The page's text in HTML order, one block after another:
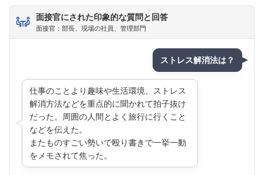
面接官にされた印象的な質問と回答
面接官：部長、現場の社員、管理部門
ストレス解消法は？
仕事のことより趣味や生活環境、ストレス
解消方法などを重点的に聞かれて拍子抜け
だった。周囲の人間とよく旅行に行くこと
などを伝えた。
またものすごい勢いで殴り書きで一挙一動
をメモされて焦った。